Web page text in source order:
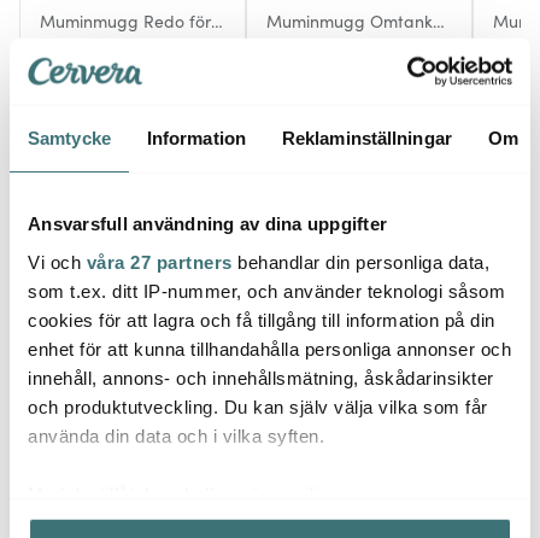
Samtycke Information Reklaminställningar Om
Ansvarsfull användning av dina uppgifter
Vi och våra 27 partners behandlar din personliga data,
som t.ex. ditt IP-nummer, och använder teknologi såsom
cookies för att lagra och få tillgång till information på din
enhet för att kunna tillhandahålla personliga annonser och
innehåll, annons- och innehållsmätning, åskådarinsikter
och produktutveckling. Du kan själv välja vilka som får
använda din data och i vilka syften.
Samla in information om din geografiska plats som
Muminmugg Redo för
2026
197 kr 329 kr
Muminmugg Omtanke
321 kr
Låt dig inspireras av våra kunder
Relaterade sidor